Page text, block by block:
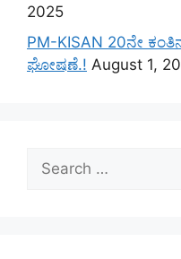
2025
PM-KISAN 20ನೇ
ಘೋಷಣೆ.! August 1,
for: